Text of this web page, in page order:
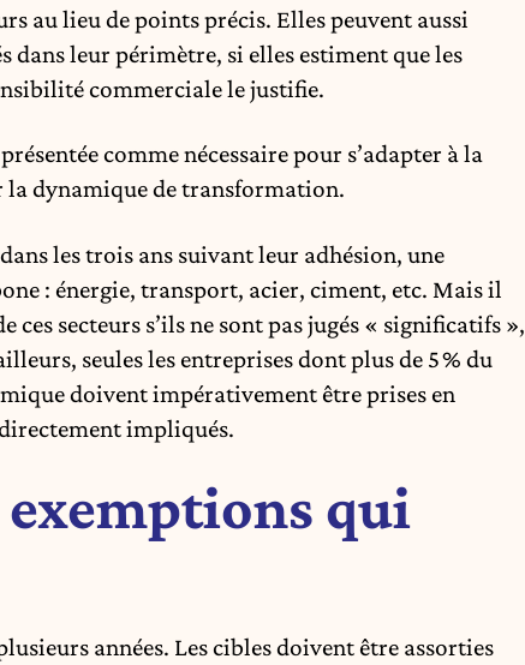
au lieu de points précis. Elles peuvent aussi
dans leur périmètre, si elles estiment que les
commerciale le justifie.
comme nécessaire pour s’adapter à la
dynamique de transformation.
les trois ans suivant leur adhésion, une
: énergie, transport, acier, ciment, etc. Mais il
secteurs s’ils ne sont pas jugés « significatifs »,
seules les entreprises dont plus de 5 % du
doivent impérativement être prises en
impliqués.
exemptions qui
années. Les cibles doivent être assorties